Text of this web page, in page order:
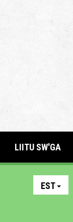
LIITU SW'GA
EST